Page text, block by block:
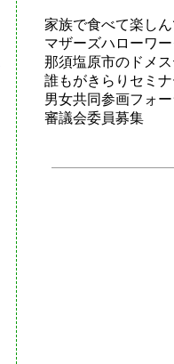
家族で食べて楽し
マザーズハローワ
那須塩原市のドメ
誰もがきらりセミ
男女共同参画フォ
審議会委員募集